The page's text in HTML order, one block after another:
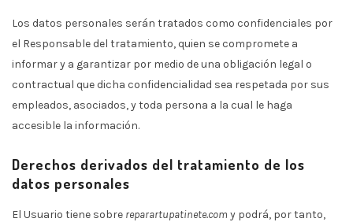
Los datos personales serán tratados como confidenciales por
el Responsable del tratamiento, quien se compromete a
informar y a garantizar por medio de una obligación legal o
contractual que dicha confidencialidad sea respetada por sus
empleados, asociados, y toda persona a la cual le haga
accesible la información.
Derechos derivados del tratamiento de los
datos personales
El Usuario tiene sobre reparartupatinete.com y podrá, por tanto,